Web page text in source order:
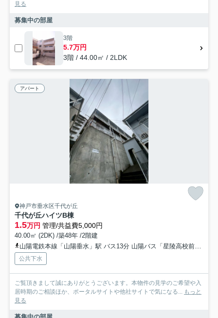
見る
募集中の部屋
3階
5.7万円
3階 / 44.00㎡ / 2LDK
アパート
神戸市垂水区千代が丘
千代が丘ハイツB棟
1.5万円 管理/共益費5,000円
40.00㎡ (2DK) /築48年 /2階建
山陽電鉄本線「山陽垂水」駅 バス13分 山陽バス「星陵高校前」 停歩7分
公共下水
ご覧頂きまして誠にありがとうございます。本物件の見学のご希望や入
居時期のご相談ほか、ポータルサイトや他社サイトで気になる... もっと
見る